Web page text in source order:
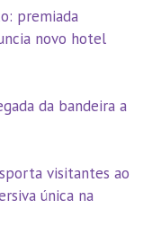
premiada
novo hotel
da bandeira a
visitantes ao
única na